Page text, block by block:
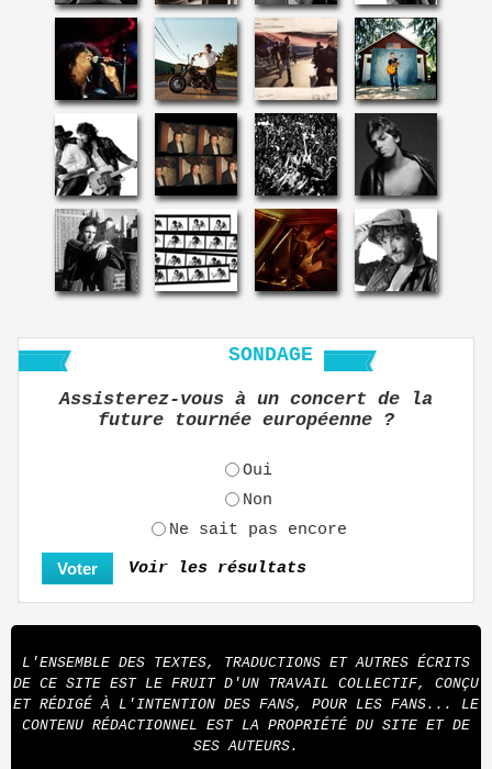
SONDAGE
Assisterez-vous à un concert de la
future tournée européenne ?
Oui
Non
Ne sait pas encore
Voir les résultats
L'ENSEMBLE DES TEXTES, TRADUCTIONS ET AUTRES ÉCRITS
DE CE SITE EST LE FRUIT D'UN TRAVAIL COLLECTIF, CONÇU
ET RÉDIGÉ À L'INTENTION DES FANS, POUR LES FANS... LE
CONTENU RÉDACTIONNEL EST LA PROPRIÉTÉ DU SITE ET DE
SES AUTEURS.